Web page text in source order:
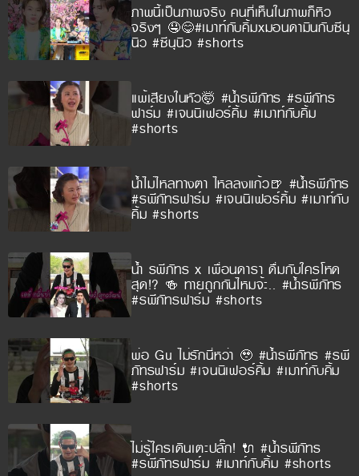
ภาพนี้เป็นภาพจริง คนที่เห็นในภาพก็หิว
จริงๆ 🤤😋#เมาท์กับคิ้มxมอนดามินกับซีนุ
นิว #ซีนุนิว #shorts
แพ้เสียงในหัว🤯 #น้ำรพีภัทร #รพีภัทร
ฟาร์ม #เจนนิเฟอร์คิ้ม #เมาท์กับคิ้ม
#shorts
น้ำไม่ไหลทางตา ไหลลงแก้ว🍺 #น้ำรพีภัทร
#รพีภัทรฟาร์ม #เจนนิเฟอร์คิ้ม #เมาท์กับ
คิ้ม #shorts
น้ำ รพีภัทร x เพื่อนดารา ดื่มกับใครโหด
สุด!? 🍻 ทายถูกกันไหมจ้ะ.. #น้ำรพีภัทร
#รพีภัทรฟาร์ม #shorts
พ่อ Gu ไม่รักนี่หว่า 🥹 #น้ำรพีภัทร #รพี
ภัทรฟาร์ม #เจนนิเฟอร์คิ้ม #เมาท์กับคิ้ม
#shorts
ไม่รู้ใครเดินเตะปลั๊ก! 🔌 #น้ำรพีภัทร
#รพีภัทรฟาร์ม #เมาท์กับคิ้ม #shorts